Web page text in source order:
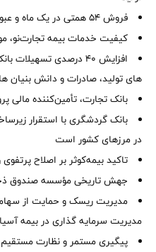
فروش 54 همتی در یک ماه و عبور درآمد سه‌ماهه از 81 همت
کیفیت خدمات بیمه تجارت‌نو،
افزایش 40 درصدی
های تولید، صادرات و دانش بنیان ها
بانک تجارت، تأمین‌کننده مالی پروژه
بانک گردشگری با استقرار
در مرزهای کشور است
تاکید بیمه‌کوثر بر اصلاح
جهش تاریخی مؤسسه صندوق
مدیریت ریسک و حمایت از
مدیریت سرمایه گذاری در بیمه آسیا
پیگیری مستمر و نظارت مستقیم